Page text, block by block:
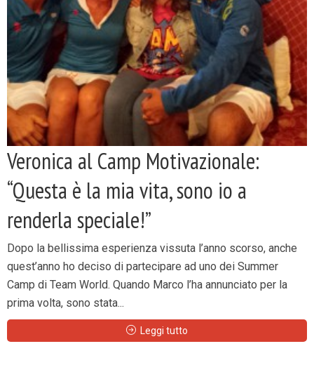
Veronica al Camp Motivazionale:
“Questa è la mia vita, sono io a
renderla speciale!”
Dopo la bellissima esperienza vissuta l’anno scorso, anche
quest’anno ho deciso di partecipare ad uno dei Summer
Camp di Team World. Quando Marco l’ha annunciato per la
prima volta, sono stata...
Leggi tutto